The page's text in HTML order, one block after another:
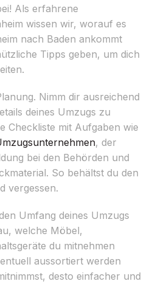
Als erfahrene
wissen wir, worauf es
nach Baden ankommt
Tipps geben, um dich
Nimm dir ausreichend
deines Umzugs zu
Checkliste mit Aufgaben wie
, der
bei den Behörden und
So behältst du den
vergessen.
Umfang deines Umzugs
welche Möbel,
du mitnehmen
aussortiert werden
desto einfacher und